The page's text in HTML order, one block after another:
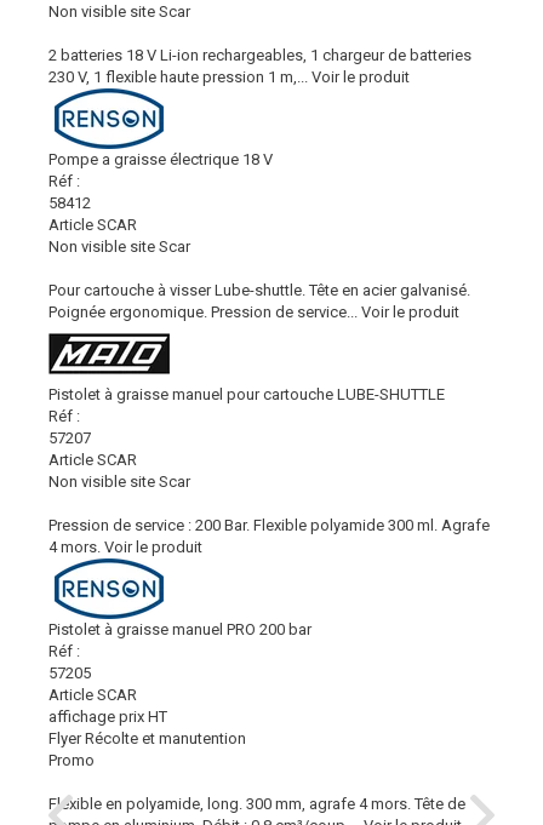
Non visible site Scar
2 batteries 18 V Li-ion rechargeables, 1 chargeur de batteries
230 V, 1 flexible haute pression 1 m,...
Voir le produit
Pompe a graisse électrique 18 V
Réf :
58412
Article SCAR
Non visible site Scar
Pour cartouche à visser Lube-shuttle. Tête en acier galvanisé.
Poignée ergonomique. Pression de service...
Voir le produit
Pistolet à graisse manuel pour cartouche LUBE-SHUTTLE
Réf :
57207
Article SCAR
Non visible site Scar
Pression de service : 200 Bar. Flexible polyamide 300 ml. Agrafe
4 mors. Voir le produit
Pistolet à graisse manuel PRO 200 bar
Réf :
57205
Article SCAR
affichage prix HT
Flyer Récolte et manutention
Promo
Flexible en polyamide, long. 300 mm, agrafe 4 mors. Tête de